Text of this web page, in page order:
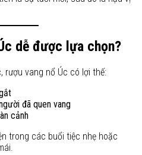
dễ được lựa chọn?
rượu vang nổ Úc có lợi thế:
đã quen vang
cảnh
trong các buổi tiệc nhẹ hoặc